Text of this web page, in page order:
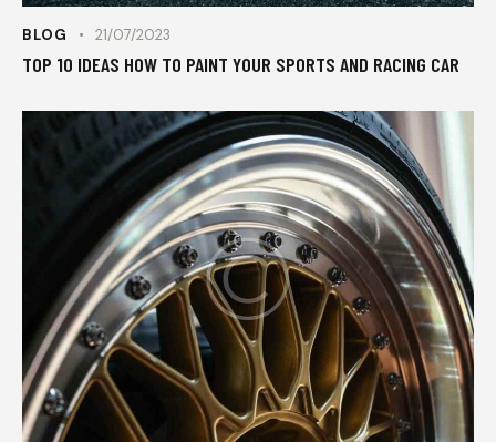
BLOG 21/07/2023
TOP 10 IDEAS HOW TO PAINT YOUR SPORTS AND RACING CAR